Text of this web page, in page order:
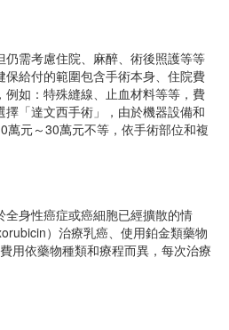
需考慮住院、麻醉、術後照護等等
保給付的範圍包含手術本身、住院費
例如：特殊縫線、止血材料等等，費
擇「達文西手術」，由於機器設備和
萬元～30萬元不等，依手術部位和複
身性癌症或癌細胞已經擴散的情
）治療乳癌、使用鉑金類藥物
用依藥物種類和療程而異，每次治療